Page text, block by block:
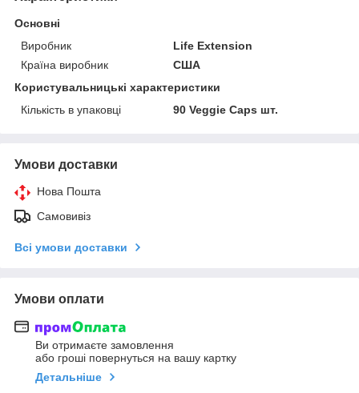
Основні
Виробник
Life Extension
Країна виробник
США
Користувальницькі характеристики
Кількість в упаковці
90 Veggie Caps шт.
Умови доставки
Нова Пошта
Самовивіз
Всі умови доставки
Умови оплати
Ви отримаєте замовлення
або гроші повернуться на вашу картку
Детальніше